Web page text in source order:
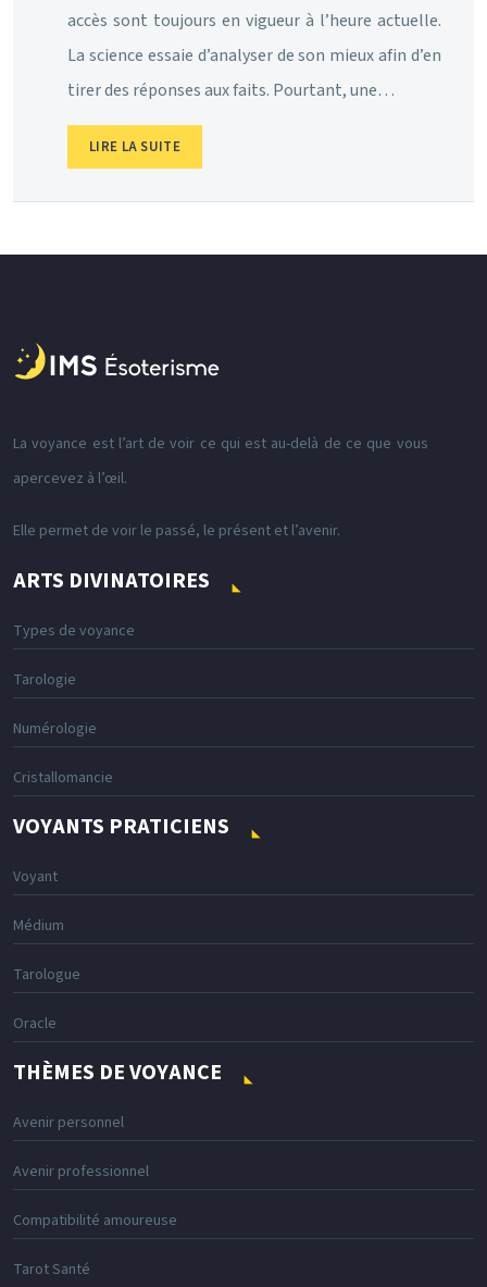
accès sont toujours en vigueur à l’heure actuelle.
La science essaie d’analyser de son mieux afin d’en
tirer des réponses aux faits. Pourtant, une…
LIRE LA SUITE
La voyance est l’art de voir ce qui est au-delà de ce que vous
apercevez à l’œil.
Elle permet de voir le passé, le présent et l’avenir.
ARTS DIVINATOIRES
Types de voyance
Tarologie
Numérologie
Cristallomancie
VOYANTS PRATICIENS
Voyant
Médium
Tarologue
Oracle
THÈMES DE VOYANCE
Avenir personnel
Avenir professionnel
Compatibilité amoureuse
Tarot Santé